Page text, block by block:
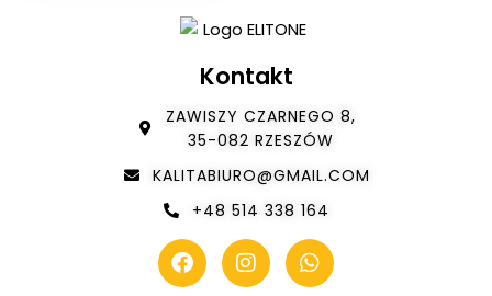
Kontakt
ZAWISZY CZARNEGO 8,
35-082 RZESZÓW
KALITABIURO@GMAIL.COM
+48 514 338 164